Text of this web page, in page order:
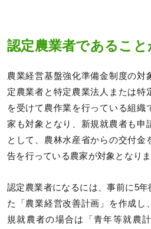
認定農業者であること
農業経営基盤強化準備金制度の対
定農業者と特定農業法人または特
を受けて農作業を行っている組織
家も対象となり、新規就農者も申
として、農林水産省からの交付金
告を行っている農家が対象となりま
認定農業者になるには、事前に5
た「農業経営改善計画」を作成し
規就農者の場合は「青年等就農